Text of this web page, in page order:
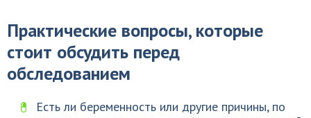
Практические вопросы, которые
стоит обсудить перед
обследованием
Есть ли беременность или другие причины, по